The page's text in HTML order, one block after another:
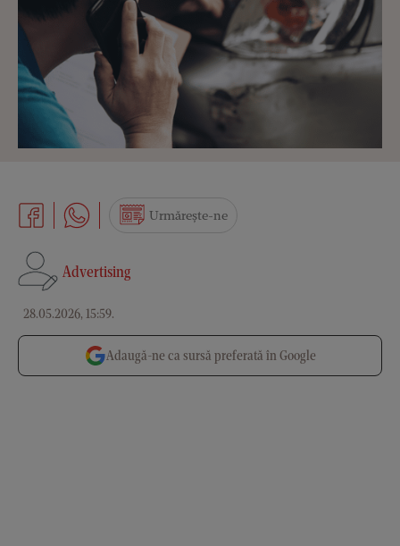
Advertising
28.05.2026, 15:59.
Urmărește-ne
Adaugă-ne ca sursă preferată în Google